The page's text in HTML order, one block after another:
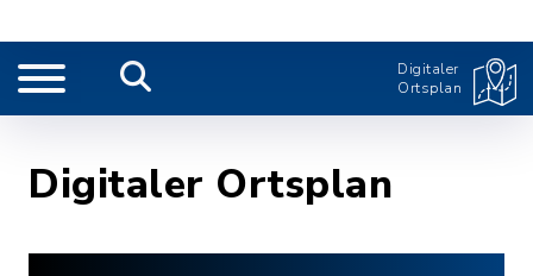
Digitaler
Ortsplan
Digitaler Ortsplan